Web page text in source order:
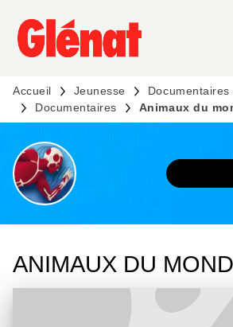
MENU RECHERCHE
PIED DE PAGE
Accueil Jeunesse
Documentaires
Animaux du
ANIMAUX DU